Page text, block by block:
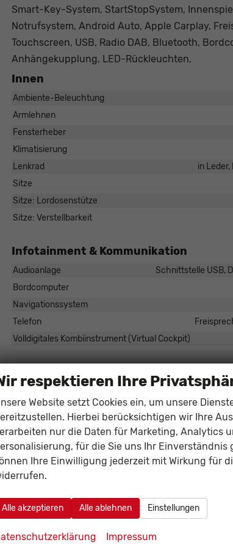
Smart-Key-System, StartStopSystem,
Notrufsystem, Android Auto, Apple Carplay,
Touchscreen, USB, Radio DAB, Bluetooth,
Anhängekupplung, LED-Rückleuchten,
Innen
Ambiente-Beleuchtung
Armlehnen
Fensterheber
Klimatisierung
Lenkrad
in
Sitze
Sitze: Lordosenstütze
Sitze: Verstellbarkeit
Infotainment & Kommunikation
Audioanlage
Schnittstelle USB,
Bordcomputer
Navigationssystem
Telefon
Volldigitales Kombiinstrument (Virtual Cockpit)
Sicherheit & Assistenz
Assistenzsysteme
Regensensor, Tempomat, Tempomat mit
Berganfahrassistent, Spurhalteassistent,
Diebstahl-Alarmanlage
Einparkhilfe
Park Distance
Lenkung
Lichttechnik
Start/Stop-Automatik
respektieren Ihre
Website setzt Cookies ein, um unsere
Hierbei berücksichtigen wir Ihre
nur die Daten für Marketing, Analytics
für die Sie uns Ihr Einverständnis
Ihre Einwilligung jederzeit mit Wirkung für
Alle akzeptieren Alle ablehnen Einstellungen
Impressum